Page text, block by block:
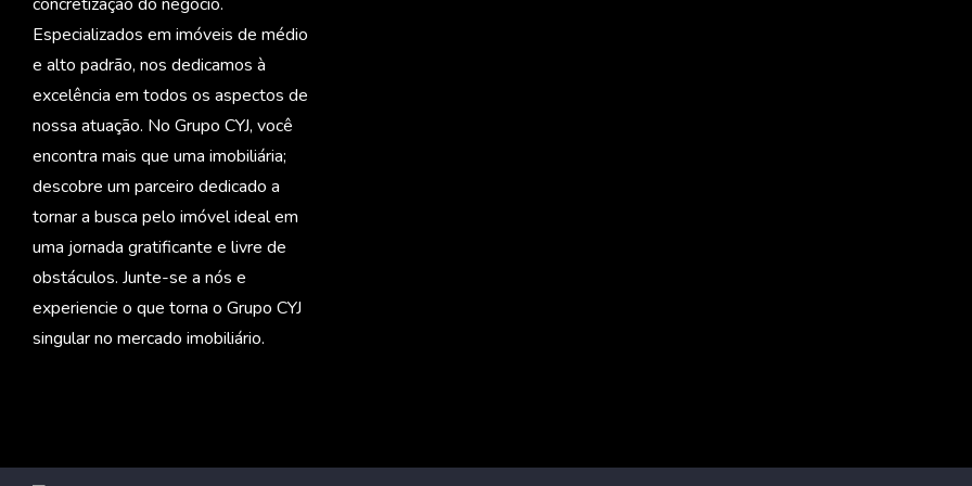
Especializados em imóveis de médio
e alto padrão, nos dedicamos à
excelência em todos os aspectos de
nossa atuação. No Grupo CYJ, você
encontra mais que uma imobiliária;
descobre um parceiro dedicado a
tornar a busca pelo imóvel ideal em
uma jornada gratificante e livre de
obstáculos. Junte-se a nós e
experiencie o que torna o Grupo CYJ
singular no mercado imobiliário.